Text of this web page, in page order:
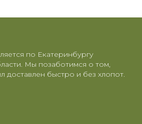
по Екатеринбургу
Мы позаботимся о том,
доставлен быстро и без хлопот.